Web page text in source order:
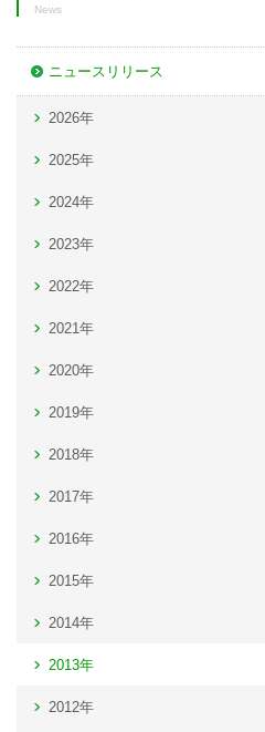
News
ニュースリリース
2026年
2025年
2024年
2023年
2022年
2021年
2020年
2019年
2018年
2017年
2016年
2015年
2014年
2013年
2012年